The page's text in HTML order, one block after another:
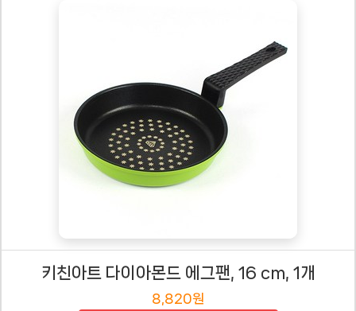
키친아트 다이아몬드 에그팬, 16 cm, 1개
8,820원